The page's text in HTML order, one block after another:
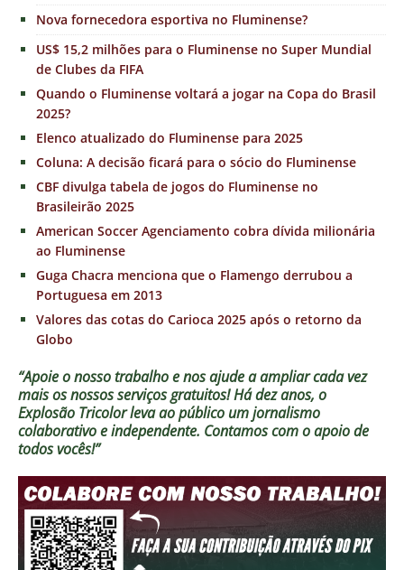
Nova fornecedora esportiva no Fluminense?
US$ 15,2 milhões para o Fluminense no Super Mundial
de Clubes da FIFA
Quando o Fluminense voltará a jogar na Copa do Brasil
2025?
Elenco atualizado do Fluminense para 2025
Coluna: A decisão ficará para o sócio do Fluminense
CBF divulga tabela de jogos do Fluminense no
Brasileirão 2025
American Soccer Agenciamento cobra dívida milionária
ao Fluminense
Guga Chacra menciona que o Flamengo derrubou a
Portuguesa em 2013
Valores das cotas do Carioca 2025 após o retorno da
Globo
“Apoie o nosso trabalho e nos ajude a ampliar cada vez
mais os nossos serviços gratuitos!Há dez anos, o
Explosão Tricolor leva ao público um jornalismo
colaborativo e independente. Contamos com o apoio de
todos vocês!”